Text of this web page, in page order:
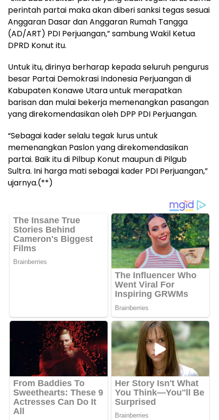
perintah partai maka akan diberi sanksi tegas sesuai
Anggaran Dasar dan Anggaran Rumah Tangga
(AD/ART) PDI Perjuangan,” sambung Wakil Ketua
DPRD Konut itu.
Untuk itu, dirinya berharap kepada seluruh pengurus
besar Partai Demokrasi Indonesia Perjuangan di
Kabupaten Konawe Utara untuk merapatkan
barisan dan mulai bekerja memenangkan pasangan
yang direkomendasikan oleh DPP PDI Perjuangan.
“Sebagai kader selalu tegak lurus untuk
memenangkan Paslon yang direkomendasikan
partai. Baik itu di Pilbup Konut maupun di Pilgub
Sultra. Ini harga mati sebagai kader PDI Perjuangan,”
ujarnya.(**)